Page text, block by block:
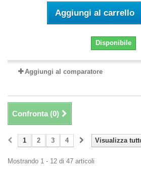
Aggiungi al carrello
Disponibile
Aggiungi al comparatore
Confronta (0)
Visualizza
1 2 3 4
Mostrando 1 - 12 di 47 articoli